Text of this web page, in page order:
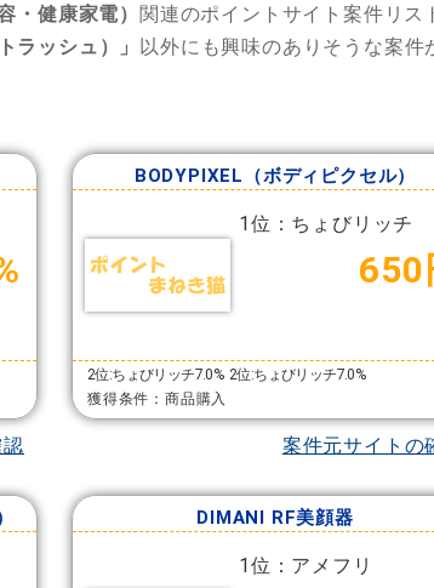
・健康家電） 関連のポイントサイト案件リス
ラッシュ）」 以外にも興味のありそうな案件
BODYPIXEL（ボディピクセル）
1位：ちょびリッチ
650
2位:ちょびリッチ7.0% 2位:ちょびリッチ7.0%
獲得条件：商品購入
案件元サイトの
DIMANI RF美顔器
1位：アメフリ